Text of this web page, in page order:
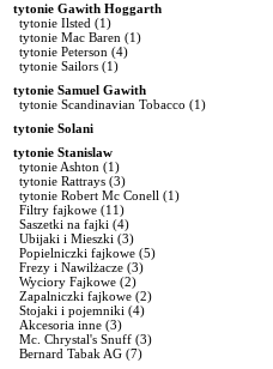
tytonie Gawith Hoggarth
tytonie Ilsted (1)
tytonie Mac Baren (1)
tytonie Peterson (4)
tytonie Sailors (1)
tytonie Samuel Gawith
tytonie Scandinavian Tobacco (1)
tytonie Solani
tytonie Stanislaw
tytonie Ashton (1)
tytonie Rattrays (3)
tytonie Robert Mc Conell (1)
Filtry fajkowe (11)
Saszetki na fajki (4)
Ubijaki i Mieszki (3)
Popielniczki fajkowe (5)
Frezy i Nawilżacze (3)
Wyciory Fajkowe (2)
Zapalniczki fajkowe (2)
Stojaki i pojemniki (4)
Akcesoria inne (3)
Mc. Chrystal's Snuff (3)
Bernard Tabak AG (7)